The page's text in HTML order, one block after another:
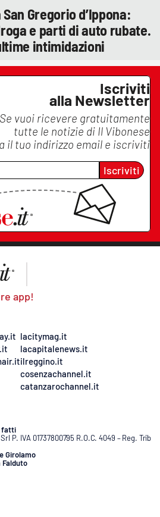
Gregorio d’Ippona:
e parti di auto rubate.
intimidazioni
Iscriviti
alla Newsletter
Se vuoi ricevere gratuitamente
tutte le notizie di Il Vibonese
il tuo indirizzo email e iscriviti
Iscriviti
app!
lacitymag.it
lacapitalenews.it
ilreggino.it
cosenzachannel.it
catanzarochannel.it
fatti
P. IVA 01737800795 R.O.C. 4049 – Reg. Trib
Girolamo
Falduto